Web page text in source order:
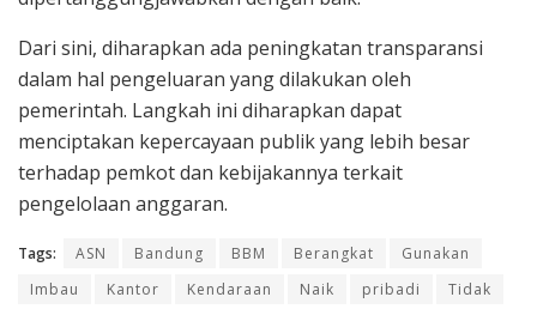
Dari sini, diharapkan ada peningkatan transparansi
dalam hal pengeluaran yang dilakukan oleh
pemerintah. Langkah ini diharapkan dapat
menciptakan kepercayaan publik yang lebih besar
terhadap pemkot dan kebijakannya terkait
pengelolaan anggaran.
Tags: ASN Bandung BBM Berangkat
Gunakan
Imbau
Kantor Kendaraan Naik pribadi
Tidak